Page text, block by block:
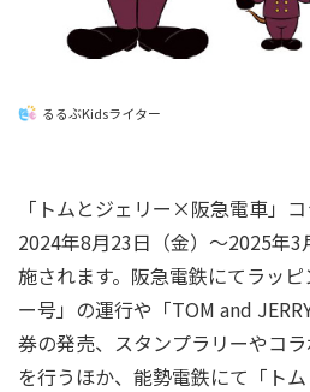
るるぶKidsライター
「トムとジェリー×阪急電車」
2024年8月23日（金）～2025年
施されます。阪急電鉄にてラッ
ー号」の運行や「TOM and
券の発売、スタンプラリーやコ
を行うほか、能勢電鉄にて「ト